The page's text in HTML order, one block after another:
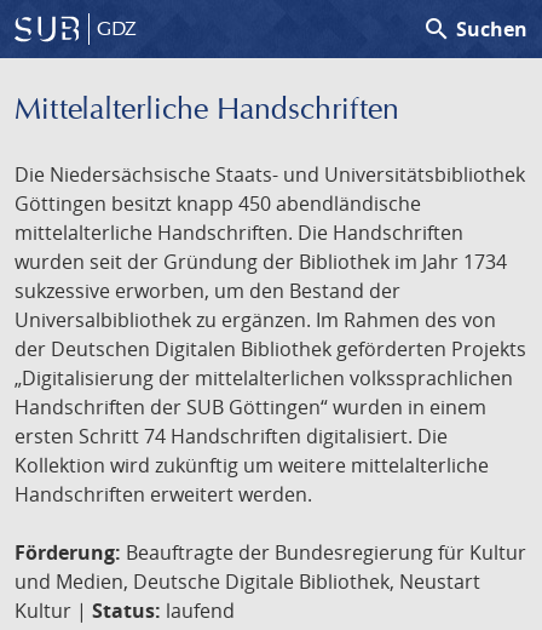
GDZ search Suchen
Mittelalterliche Handschriften
Die Niedersächsische Staats- und Universitätsbibliothek
Göttingen besitzt knapp 450 abendländische
mittelalterliche Handschriften. Die Handschriften
wurden seit der Gründung der Bibliothek im Jahr 1734
sukzessive erworben, um den Bestand der
Universalbibliothek zu ergänzen. Im Rahmen des von
der Deutschen Digitalen Bibliothek geförderten Projekts
„Digitalisierung der mittelalterlichen volkssprachlichen
Handschriften der SUB Göttingen“ wurden in einem
ersten Schritt 74 Handschriften digitalisiert. Die
Kollektion wird zukünftig um weitere mittelalterliche
Handschriften erweitert werden.
Förderung: Beauftragte der Bundesregierung für Kultur
und Medien, Deutsche Digitale Bibliothek, Neustart
Kultur | Status: laufend